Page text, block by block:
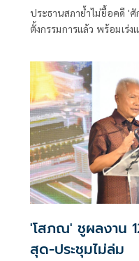
ประธานสภาย้ำไม่ยื้อคดี '
ตั้งกรรมการแล้ว พร้อมเร่
ตอบไหม
'โสภณ' ชูผลงาน
สุด-ประชุมไม่ล่ม